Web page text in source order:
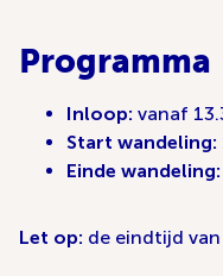
Programma
Inloop: vanaf
Start wandeling:
Einde wandeling:
Let op: de eindtijd